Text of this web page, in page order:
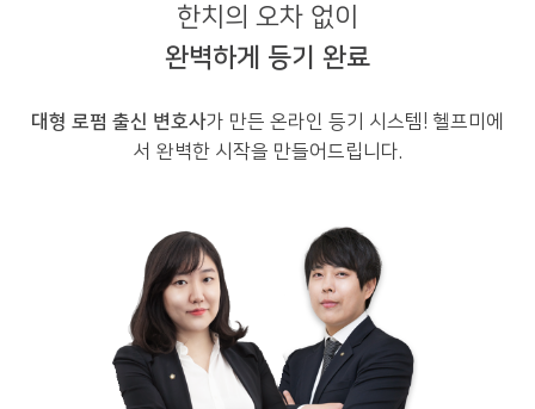
한치의 오차 없이
완벽하게 등기 완료
대형 로펌 출신 변호사가 만든 온라인 등기 시스템! 헬프미에
서 완벽한 시작을 만들어드립니다.